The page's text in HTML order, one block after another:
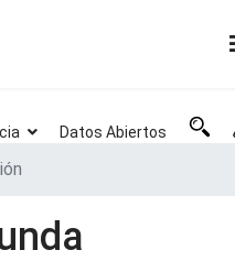
Datos Abiertos